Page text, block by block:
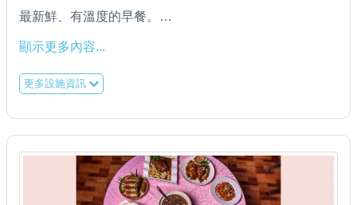
最新鮮、有溫度的早餐。
＊請依入住人數加購早餐卷數量。＊
很重要所以說三次～
同房小孩酌收費用！
顯示更多內容...
更多設施資訊